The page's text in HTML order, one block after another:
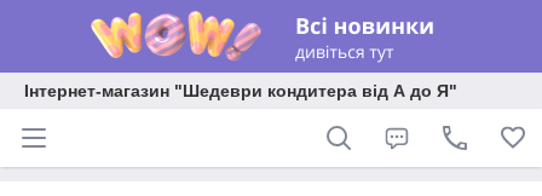
Інтернет-магазин "Шедеври кондитера від А до Я"